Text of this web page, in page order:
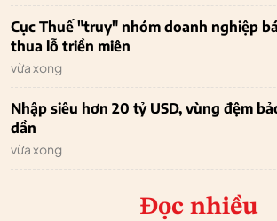
Cục Thuế "truy" nhóm doanh nghiệp
thua lỗ triền miên
vừa xong
Nhập siêu hơn 20 tỷ USD, vùng đệm
dần
vừa xong
Đọc nhiều